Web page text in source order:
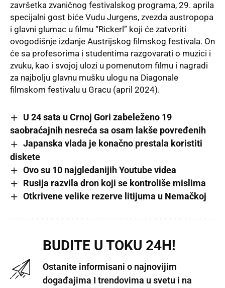
završetka zvaničnog festivalskog programa, 29. aprila
specijalni gost biće Vudu Jurgens, zvezda austropopa
i glavni glumac u filmu “Rickerl” koji će zatvoriti
ovogodišnje izdanje Austrijskog filmskog festivala. On
će sa profesorima i studentima razgovarati o muzici i
zvuku, kao i svojoj ulozi u pomenutom filmu i nagradi
za najbolju glavnu mušku ulogu na Diagonale
filmskom festivalu u Gracu (april 2024).
U 24 sata u Crnoj Gori zabeleženo 19
saobraćajnih nesreća sa osam lakše povređenih
Japanska vlada je konačno prestala koristiti
diskete
Ovo su 10 najgledanijih Youtube videa
Rusija razvila dron koji se kontroliše mislima
Otkrivene velike rezerve litijuma u Nemačkoj
BUDITE U TOKU 24H!
Ostanite informisani o najnovijim
događajima I trendovima u svetu i na